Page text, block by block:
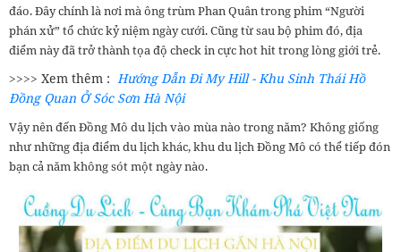
đáo. Đây chính là nơi mà ông trùm Phan Quân trong phim “Người
phán xử” tổ chức kỷ niệm ngày cưới. Cũng từ sau bộ phim đó, địa
điểm này đã trở thành tọa độ check in cực hot hit trong lòng giới trẻ.
>>>> Xem thêm : Hướng Dẫn Đi My Hill - Khu Sinh Thái Hồ
Đồng Quan Ở Sóc Sơn Hà Nội
Vậy nên đến Đồng Mô du lịch vào mùa nào trong năm? Không giống
như những địa điểm du lịch khác, khu du lịch Đồng Mô có thể tiếp đón
bạn cả năm không sót một ngày nào.